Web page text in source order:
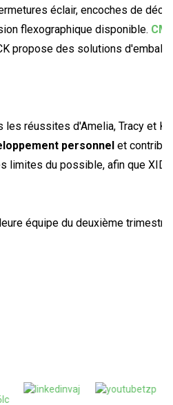
éclair, encoches de
flexographique disponible.
propose des solutions
les réussites d'Amelia, Tracy et
personnelet
limites du possible, afin que
équipe du deuxième